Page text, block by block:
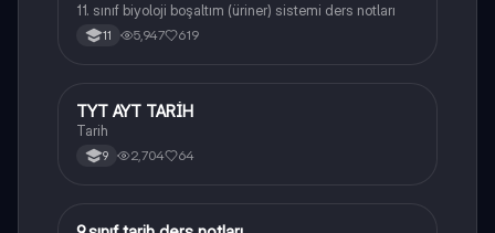
11. sınıf biyoloji boşaltım (üriner) sistemi ders notları
11 5,947 619
Tarih
TYT AYT TARİH
Tarih
9 2,704 64